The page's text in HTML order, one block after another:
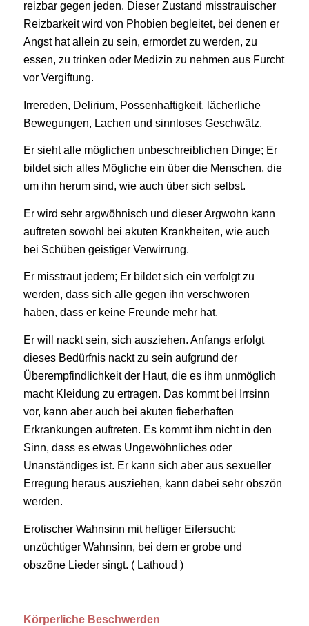
reizbar gegen jeden. Dieser Zustand misstrauischer
Reizbarkeit wird von Phobien begleitet, bei denen er
Angst hat allein zu sein, ermordet zu werden, zu
essen, zu trinken oder Medizin zu nehmen aus Furcht
vor Vergiftung.
Irrereden, Delirium, Possenhaftigkeit, lächerliche
Bewegungen, Lachen und sinnloses Geschwätz.
Er sieht alle möglichen unbeschreiblichen Dinge; Er
bildet sich alles Mögliche ein über die Menschen, die
um ihn herum sind, wie auch über sich selbst.
Er wird sehr argwöhnisch und dieser Argwohn kann
auftreten sowohl bei akuten Krankheiten, wie auch
bei Schüben geistiger Verwirrung.
Er misstraut jedem; Er bildet sich ein verfolgt zu
werden, dass sich alle gegen ihn verschworen
haben, dass er keine Freunde mehr hat.
Er will nackt sein, sich ausziehen. Anfangs erfolgt
dieses Bedürfnis nackt zu sein aufgrund der
Überempfindlichkeit der Haut, die es ihm unmöglich
macht Kleidung zu ertragen. Das kommt bei Irrsinn
vor, kann aber auch bei akuten fieberhaften
Erkrankungen auftreten. Es kommt ihm nicht in den
Sinn, dass es etwas Ungewöhnliches oder
Unanständiges ist. Er kann sich aber aus sexueller
Erregung heraus ausziehen, kann dabei sehr obszön
werden.
Erotischer Wahnsinn mit heftiger Eifersucht;
unzüchtiger Wahnsinn, bei dem er grobe und
obszöne Lieder singt. ( Lathoud )
Körperliche Beschwerden